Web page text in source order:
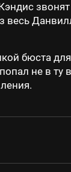
весь
бюста
не в ту